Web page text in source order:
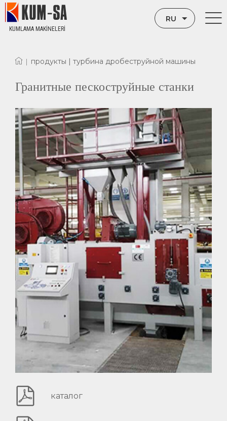
KUMLAMA MAKİNELERİ
RU
EN
| продукты | турбина дробеструйной машины
Гранитные пескоструйные станки
каталог